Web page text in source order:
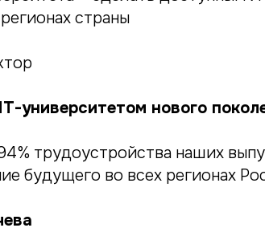
страны
университетом нового
трудоустройства наших
будущего во всех регионах